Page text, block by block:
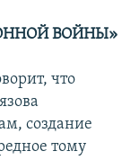
ВОЙНЫ»
что
создание
тому